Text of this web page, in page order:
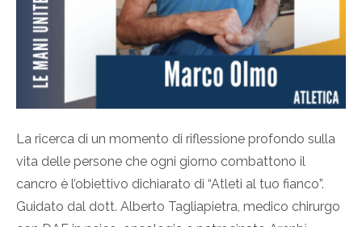
La ricerca di un momento di riflessione profondo sulla
vita delle persone che ogni giorno combattono il
cancro è l’obiettivo dichiarato di “Atleti al tuo fianco”.
Guidato dal dott. Alberto Tagliapietra, medico chirurgo